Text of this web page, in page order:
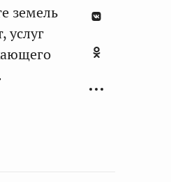
земель
услуг